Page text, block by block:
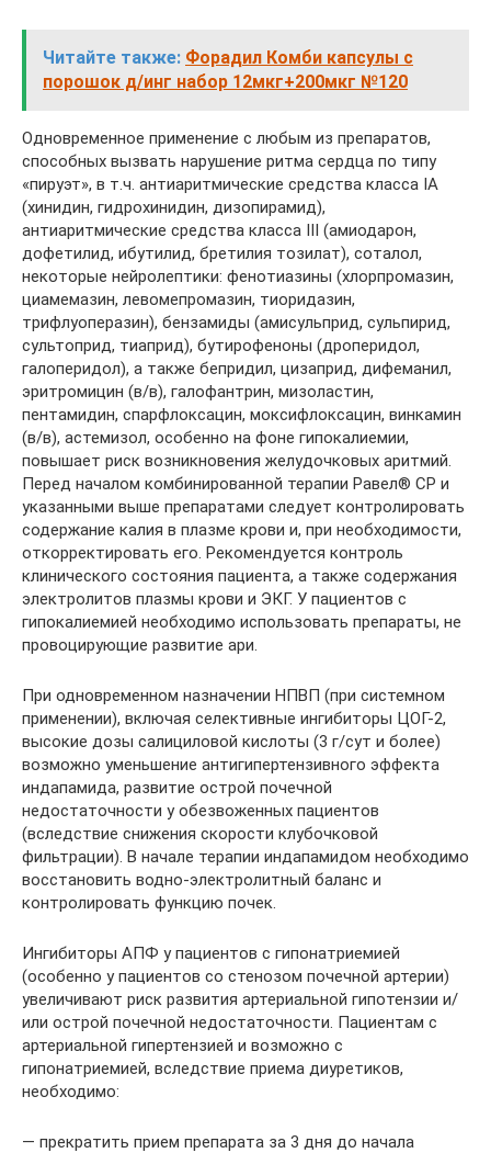
Читайте также: Форадил Комби капсулы с
порошок д/инг набор 12мкг+200мкг №120
Одновременное применение с любым из препаратов,
способных вызвать нарушение ритма сердца по типу
«пируэт», в т.ч. антиаритмические средства класса IA
(хинидин, гидрохинидин, дизопирамид),
антиаритмические средства класса III (амиодарон,
дофетилид, ибутилид, бретилия тозилат), соталол,
некоторые нейролептики: фенотиазины (хлорпромазин,
циамемазин, левомепромазин, тиоридазин,
трифлуоперазин), бензамиды (амисульприд, сульпирид,
сультоприд, тиаприд), бутирофеноны (дроперидол,
галоперидол), а также бепридил, цизаприд, дифеманил,
эритромицин (в/в), галофантрин, мизоластин,
пентамидин, спарфлоксацин, моксифлоксацин, винкамин
(в/в), астемизол, особенно на фоне гипокалиемии,
повышает риск возникновения желудочковых аритмий.
Перед началом комбинированной терапии Равел® СР и
указанными выше препаратами следует контролировать
содержание калия в плазме крови и, при необходимости,
откорректировать его. Рекомендуется контроль
клинического состояния пациента, а также содержания
электролитов плазмы крови и ЭКГ. У пациентов с
гипокалиемией необходимо использовать препараты, не
провоцирующие развитие ари.
При одновременном назначении НПВП (при системном
применении), включая селективные ингибиторы ЦОГ-2,
высокие дозы салициловой кислоты (3 г/сут и более)
возможно уменьшение антигипертензивного эффекта
индапамида, развитие острой почечной
недостаточности у обезвоженных пациентов
(вследствие снижения скорости клубочковой
фильтрации). В начале терапии индапамидом необходимо
восстановить водно-электролитный баланс и
контролировать функцию почек.
Ингибиторы АПФ у пациентов с гипонатриемией
(особенно у пациентов со стенозом почечной артерии)
увеличивают риск развития артериальной гипотензии и/
или острой почечной недостаточности. Пациентам с
артериальной гипертензией и возможно с
гипонатриемией, вследствие приема диуретиков,
необходимо:
— прекратить прием препарата за 3 дня до начала